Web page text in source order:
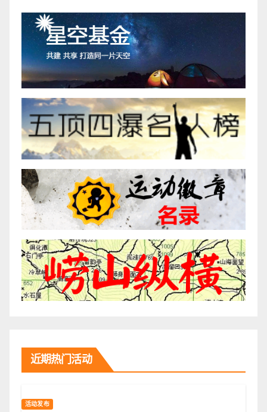
近期热门活动
活动发布